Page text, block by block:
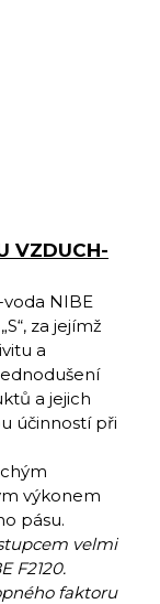
VZDUCH-
NIBE
za jejímž
a
a jejich
účinností při
výkonem
pásu.
velmi
F2120.
faktoru